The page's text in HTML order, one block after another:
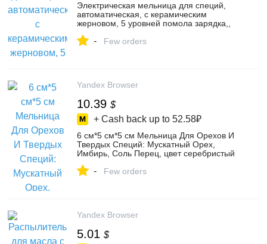
Электрическая мельница для специй,
автоматическая, с керамическим
жерновом, 5 уровней помола зарядка,,
интернет-магазине Qingqingmaoyi на
- Few orders
Yandex Browser
10.39 $
+ Cash back up to 52.58₽
6 см*5 см*5 см Мельница Для Орехов И
Твердых Специй: Мускатный Орех,
Имбирь, Соль Перец, цвет серебристый
Yingjian Shengan Construction
- Few orders
Yandex Browser
5.01 $